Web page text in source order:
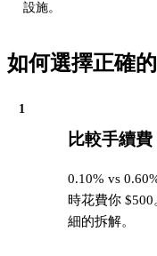
設施。
如何選擇正確
1
比較手續費
0.10% vs
時花費你
細的拆解。